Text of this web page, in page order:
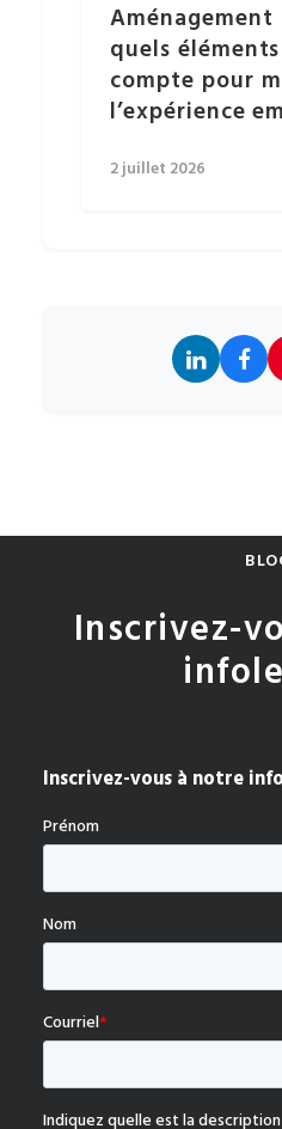
quels
compte pour
l’expérience
2 juillet 2026
Inscrivez-